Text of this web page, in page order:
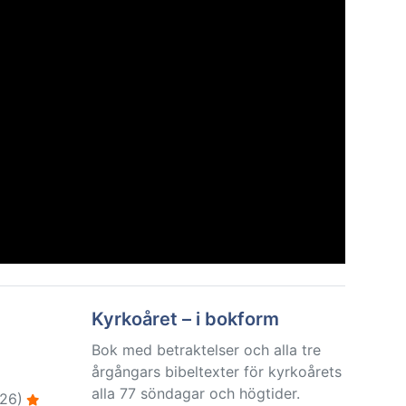
Kyrkoåret – i bokform
Bok med betraktelser och alla tre
årgångars bibeltexter för kyrkoårets
alla 77 söndagar och högtider.